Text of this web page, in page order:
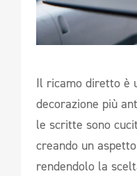
Il ricamo diretto è
decorazione più
le scritte sono
creando un
rendendolo la